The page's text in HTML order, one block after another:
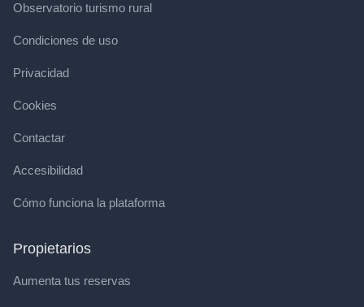
Observatorio turismo rural
Condiciones de uso
Privacidad
Cookies
Contactar
Accesibilidad
Cómo funciona la plataforma
Propietarios
Aumenta tus reservas